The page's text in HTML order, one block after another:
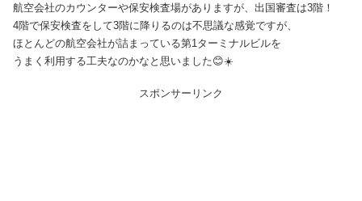
航空会社のカウンターや保安検査場がありますが、出国審査は3階！
4階で保安検査をして3階に降りるのは不思議な感覚ですが、
ほとんどの航空会社が詰まっている第1ターミナルビルを
うまく利用する工夫なのかなと思いました😊☀️
スポンサーリンク